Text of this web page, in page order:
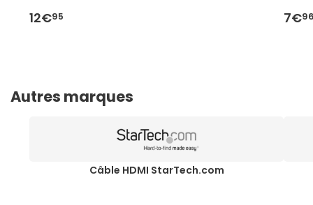
12€95 7€
Autres marques
Câble HDMI StarTech.com